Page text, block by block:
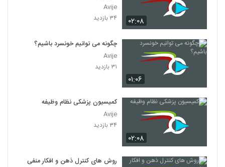
۰۲:۰۸
Avije
۳۴ بازدید
۰۱:۰۶
چگونه می توانیم خونسرد باشیم؟
Avije
۳۱ بازدید
۰۲:۰۸
کمیسیون پزشکی نظام وظیفه
Avije
۳۴ بازدید
روش های کنترل ذهن و افکار منفی